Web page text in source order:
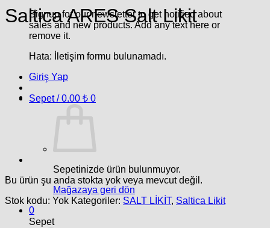
Signup for our newsletter to get notified about
sales and new products. Add any text here or
remove it.
Hata: İletişim formu bulunamadı.
Giriş Yap
Sepet /0.00 ₺ 0
Sepetinizde ürün bulunmuyor.
Mağazaya geri dön
0
Sepet
Saltica ARES Salt Likit
Bu ürün şu anda stokta yok veya mevcut değil.
Stok kodu: Yok Kategoriler: SALT LİKİT, Saltica Likit